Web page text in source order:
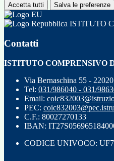
Accetta tutti Salva le preferenze
ISTITUTO
Contatti
ISTITUTO COMPRENSIVO
Via Bernaschina 55 -
Tel: 031/986040 - 031/
Email:
PEC:
C.F.: 80027270133
IBAN:
CODICE UNIVOCO: